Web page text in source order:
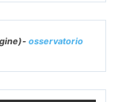
animazione